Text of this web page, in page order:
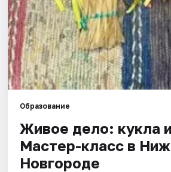
Образование
Живое дело: кукла
Мастер-класс в
Новгороде